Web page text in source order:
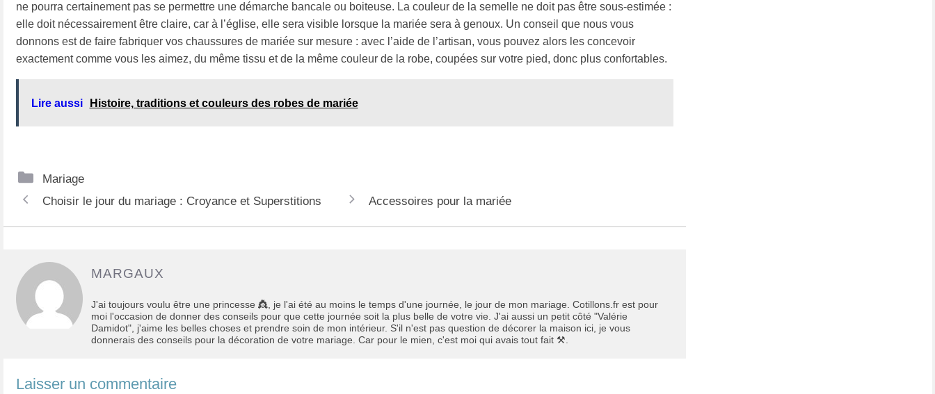
ne pourra certainement pas se permettre une démarche bancale ou boiteuse. La couleur de la semelle ne doit pas être sous-estimée :
elle doit nécessairement être claire, car à l’église, elle sera visible lorsque la mariée sera à genoux. Un conseil que nous vous
donnons est de faire fabriquer vos chaussures de mariée sur mesure : avec l’aide de l’artisan, vous pouvez alors les concevoir
exactement comme vous les aimez, du même tissu et de la même couleur de la robe, coupées sur votre pied, donc plus confortables.
Lire aussi Histoire, traditions et couleurs des robes de mariée
Catégories
Mariage
Navigation
Choisir le jour du mariage : Croyance et Superstitions Accessoires pour la mariée
MARGAUX
J'ai toujours voulu être une princesse 👸, je l'ai été au moins le temps d'une journée, le jour de mon mariage. Cotillons.fr est pour
moi l'occasion de donner des conseils pour que cette journée soit la plus belle de votre vie. J'ai aussi un petit côté "Valérie
Damidot", j'aime les belles choses et prendre soin de mon intérieur. S'il n'est pas question de décorer la maison ici, je vous
donnerais des conseils pour la décoration de votre mariage. Car pour le mien, c'est moi qui avais tout fait ⚒.
Laisser un commentaire